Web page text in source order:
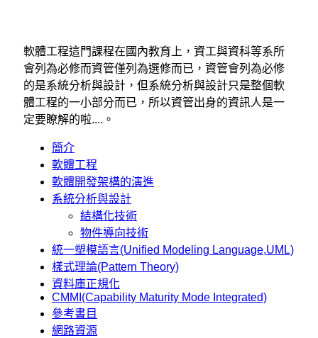
軟體工程這門課程在國內教育上，資工與資科等系所
會列為必修而資管僅列為選修而已，資管會列為必修
的是系統分析與設計，但系統分析與設計只是整個軟
體工程的一小部分而已，所以資管出身的資訊人是一
定要瞭解的啦....。
簡介
軟體工程
軟體開發架構的演進
系統分析與設計
結構化技術
物件導向技術
統一塑模語言(Unified Modeling Language,UML)
樣式理論(Pattern Theory)
資料庫正規化
CMMI(Capability Maturity Mode Integrated)
參考書目
網路資源